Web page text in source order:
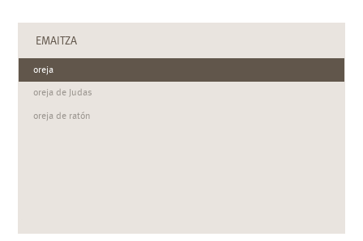
EMAITZA
oreja
oreja de Judas
oreja de ratón